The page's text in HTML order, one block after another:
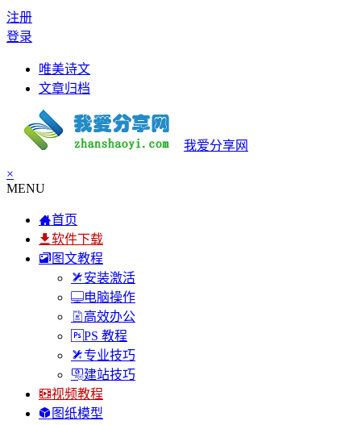
注册
登录
唯美诗文
文章归档
我爱分享网
×
MENU
首页
软件下载
图文教程
安装激活
电脑操作
高效办公
PS 教程
专业技巧
建站技巧
视频教程
图纸模型